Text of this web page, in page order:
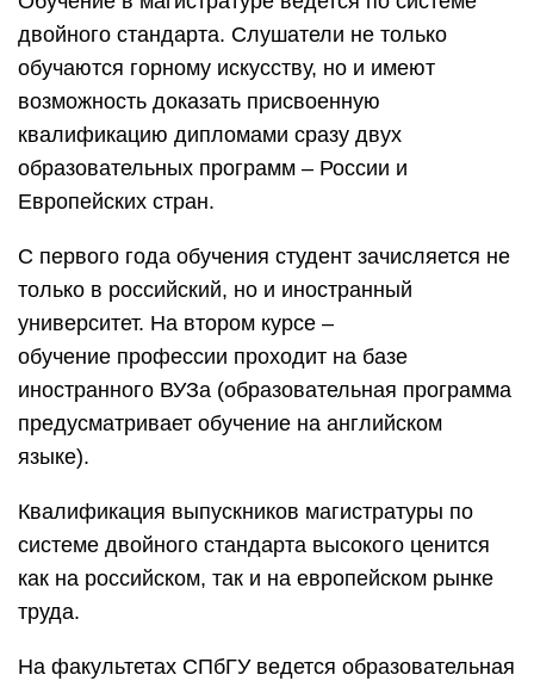
двойного стандарта. Слушатели не только
обучаются горному искусству, но и имеют
возможность доказать присвоенную
квалификацию дипломами сразу двух
образовательных программ – России и
Европейских стран.
С первого года обучения студент зачисляется не
только в российский, но и иностранный
университет. На втором курсе –
обучение профессии проходит на базе
иностранного ВУЗа (образовательная программа
предусматривает обучение на английском
языке).
Квалификация выпускников магистратуры по
системе двойного стандарта высокого ценится
как на российском, так и на европейском рынке
труда.
На факультетах СПбГУ ведется образовательная